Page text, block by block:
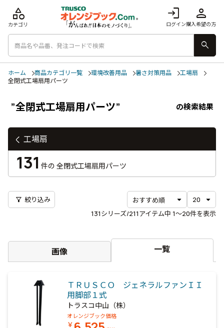
login
ログイン
person
購入希望の方
category
カテゴリ
search
ホーム 商品カテゴリ一覧 環境改善用品 暑さ対策用品
工場扇
全閉式工場扇用パーツ
”全閉式工場扇用パーツ” の検索結果
131シリーズ/211アイテム中 1〜20件を表示
filter_alt 絞り込み
画像 一覧
ＴＲＵＳＣＯ ジェネラルファンＩＩ
用脚部１式
トラスコ中山（株）
オレンジブック価格
￥
工場扇
131 件の 全閉式工場扇用パーツ